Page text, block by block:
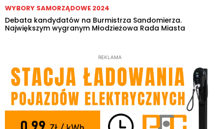
WYBORY SAMORZĄDOWE 2024
Debata kandydatów na Burmistrza Sandomierza.
Największym wygranym Młodzieżowa Rada Miasta
REKLAMA